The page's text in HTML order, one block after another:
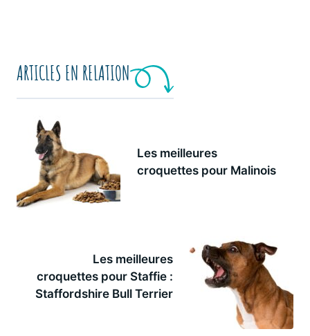
ARTICLES EN RELATION
Les meilleures
croquettes pour Malinois
Les meilleures
croquettes pour Staffie :
Staffordshire Bull Terrier